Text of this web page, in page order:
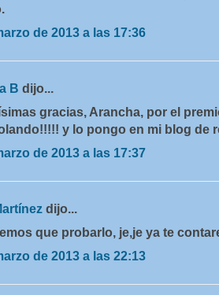
de 2013 a las 17:36
B dijo...
gracias, Arancha, por el
y lo pongo en mi blog de
de 2013 a las 17:37
dijo...
que probarlo, je,je ya te
de 2013 a las 22:13